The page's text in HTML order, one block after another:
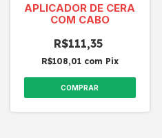
APLICADOR DE CERA
COM CABO
R$111,35
R$108,01 com Pix
COMPRAR